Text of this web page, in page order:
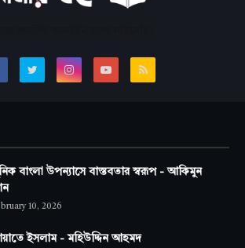
বাংলা উপন্যাসে বাস্তবতার স্বরূপ - আকিমুন
10, 2026
ইসলাম - মহিউদ্দিন আহমদ